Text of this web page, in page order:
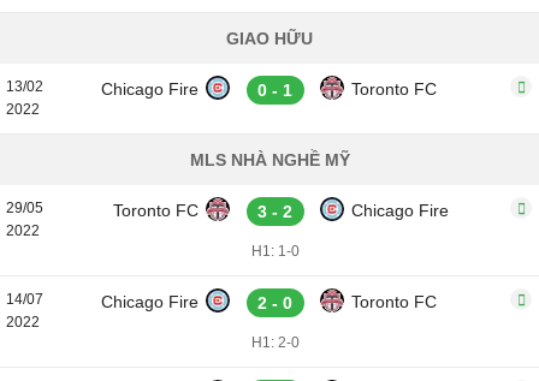
GIAO HỮU
13/02
2022
Chicago Fire 0 - 1 Toronto FC
MLS NHÀ NGHỀ MỸ
29/05
2022
Toronto FC 3 - 2 Chicago Fire
H1: 1-0
14/07
2022
Chicago Fire 2 - 0 Toronto FC
H1: 2-0